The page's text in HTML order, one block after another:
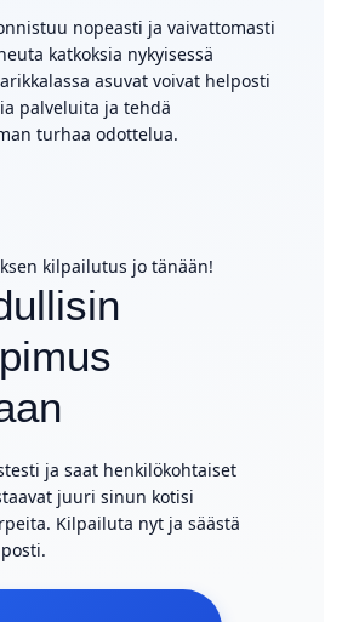
nopeasti ja vaivattomasti
katkoksia nykyisessä
asuvat voivat helposti
palveluita ja tehdä
turhaa odottelua.
kilpailutus jo tänään!
ja saat henkilökohtaiset
juuri sinun kotisi
Kilpailuta nyt ja säästä